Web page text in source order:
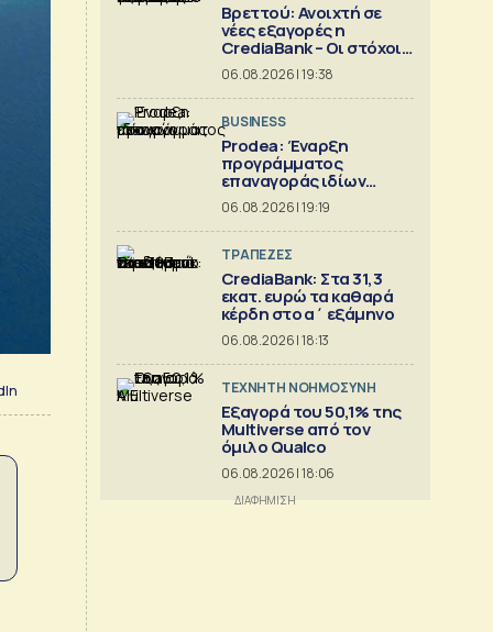
Βρεττού: Ανοιχτή σε
νέες εξαγορές η
CrediaBank – Οι στόχοι
για το 2026
06.08.2026 | 19:38
BUSINESS
Prodea: Έναρξη
προγράμματος
επαναγοράς ιδίων
μετοχών
06.08.2026 | 19:19
ΤΡΑΠΕΖΕΣ
CrediaBank: Στα 31,3
εκατ. ευρώ τα καθαρά
κέρδη στο α΄ εξάμηνο
06.08.2026 | 18:13
TΕΧΝΗΤΗ ΝΟΗΜΟΣΥΝΗ
Εξαγορά του 50,1% της
Multiverse από τον
όμιλο Qualco
06.08.2026 | 18:06